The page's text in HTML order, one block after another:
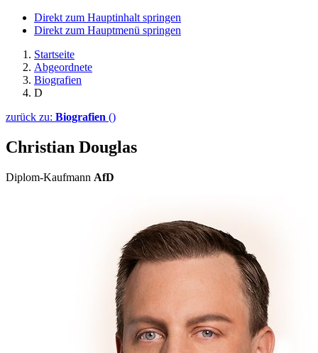
Direkt zum Hauptinhalt springen
Direkt zum Hauptmenü springen
Startseite
Abgeordnete
Biografien
D
zurück zu: Biografien ()
Christian Douglas
Diplom-Kaufmann AfD